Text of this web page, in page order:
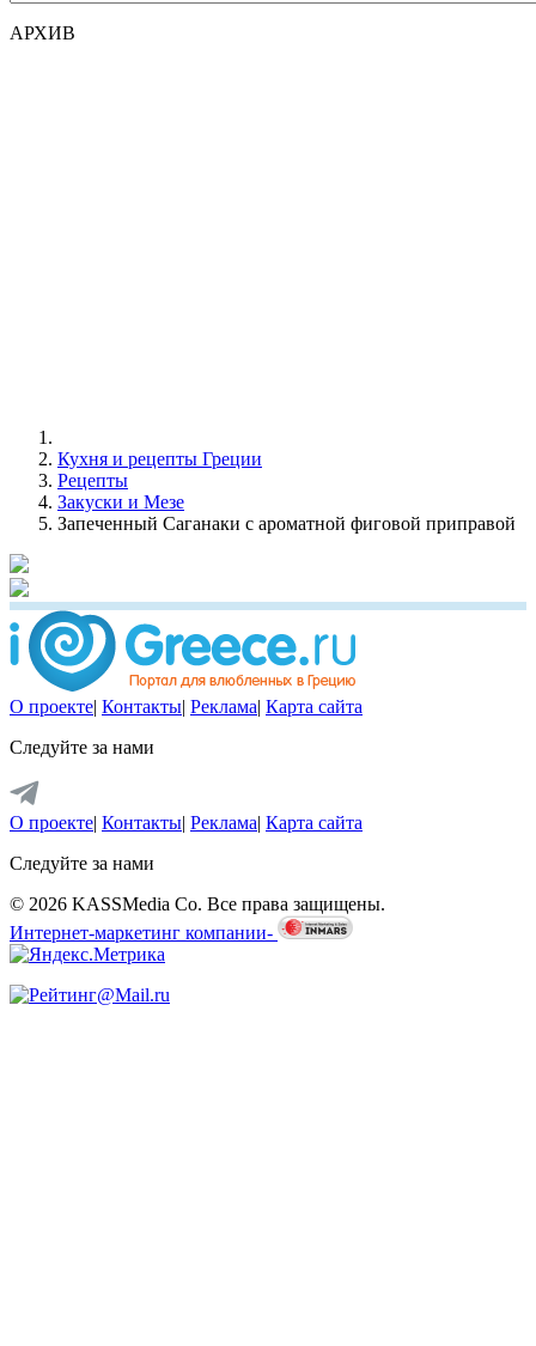
АРХИВ
Кухня и рецепты Греции
Рецепты
Закуски и Мезе
Запеченный Саганаки с ароматной фиговой приправой
О проекте| Контакты| Реклама| Карта сайта
Следуйте за нами
О проекте| Контакты| Реклама| Карта сайта
Следуйте за нами
© 2026 KASSMedia Co. Все права защищены.
Интернет-маркетинг компании-